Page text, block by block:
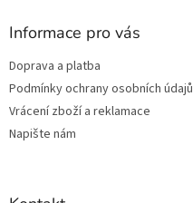
Informace pro vás
Doprava a platba
Podmínky ochrany osobních údajů
Vrácení zboží a reklamace
Napište nám